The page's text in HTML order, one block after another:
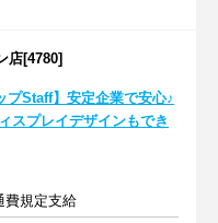
店[4780]
プStaff】安定企業で安心♪
スプレイデザインもでき
費規定支給